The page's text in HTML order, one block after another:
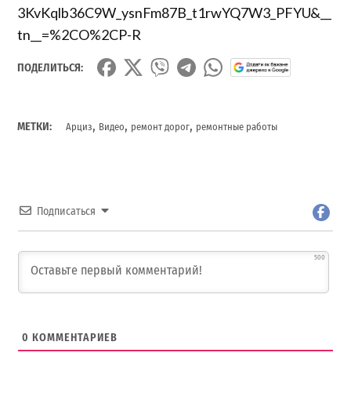
3KvKqlb36C9W_ysnFm87B_t1rwYQ7W3_PFYU&__
tn__=%2CO%2CP-R
ПОДЕЛИТЬСЯ:
МЕТКИ: Арциз, Видео, ремонт дорог, ремонтные работы
Подписаться
500
0 КОММЕНТАРИЕВ